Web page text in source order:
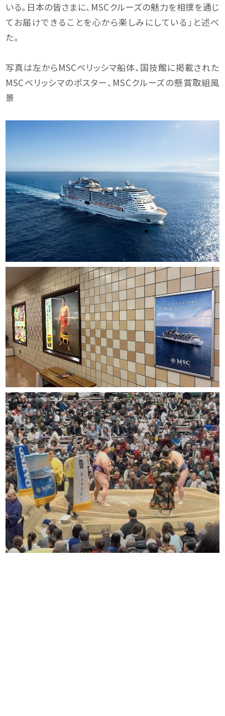
いる。日本の皆さまに、MSCクルーズの魅力を相撲を通じ
てお届けできることを心から楽しみにしている」と述べ
た。
写真は左からMSCベリッシマ船体、国技館に掲載された
MSCベリッシマのポスター、MSCクルーズの懸賞取組風
景